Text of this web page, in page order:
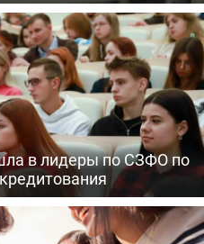
в лидеры по СЗФО по